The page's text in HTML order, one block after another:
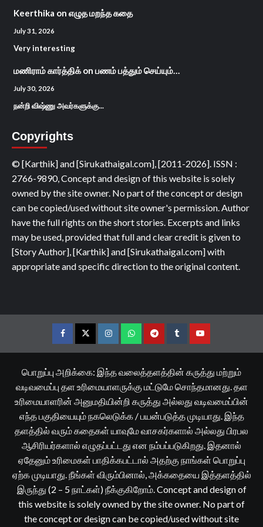
Keerthika on எழுத மறந்த கதை
July 31, 2026
Very interesting
மணிராம் கார்த்திக்on பணம் பத்தும் செய்யும்…
July 30, 2026
நன்றி விஷ்ணு அவர்களுக்கு...
Copyrights
© [Karthik] and [Sirukathaigal.com], [2011-2026]. ISSN :
2766-9890, Concept and design of this website is solely
owned by the site owner. No part of the concept or design
can be copied/used without site owner's permission. Author
have the full rights on the short stories. Excerpts and links
may be used, provided that full and clear credit is given to
[Story Author], [Karthik] and [Sirukathaigal.com] with
appropriate and specific direction to the original content.
FacebookTwitterInstagramWhatsappTelegramTumblrYouTube
பொறுப்பு அறிக்கை: இந்த வலைத்தளத்தின் கருத்து மற்றும்
வடிவமைப்பு தள உரிமையாளருக்கு மட்டுமே சொந்தமானது. தள
உரிமையாளரின் அனுமதியின்றி கருத்து அல்லது வடிவமைப்பின்
எந்த பகுதியையும் நகலெடுக்க / பயன்படுத்த முடியாது. இந்த
தளத்தில் வரும் கதைகள் யாவுமே வாசகர்களால் அல்லது பிரபல
ஆசிரியர்களால் எழுதப்பட்டது என நம்பப்படுகிறது. இதனால்
ஏதேனும் உரிமைகள் பாதிக்கபட்டால் அதற்கு நாங்கள் பொறுப்பு
ஏற்க முடியாது. நீங்கள் விரும்பினால், அக்கதையை இத்தளத்தில்
இருந்து (2 – 5 நாட்கள்) நீக்குகிறோம். Concept and design of
this website is solely owned by the site owner. No part of
the concept or design can be copied/used without site